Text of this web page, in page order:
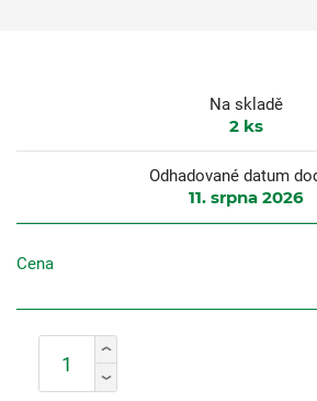
Na skladě
2ks
Odhadované datum
11. srpna 2026
Cena